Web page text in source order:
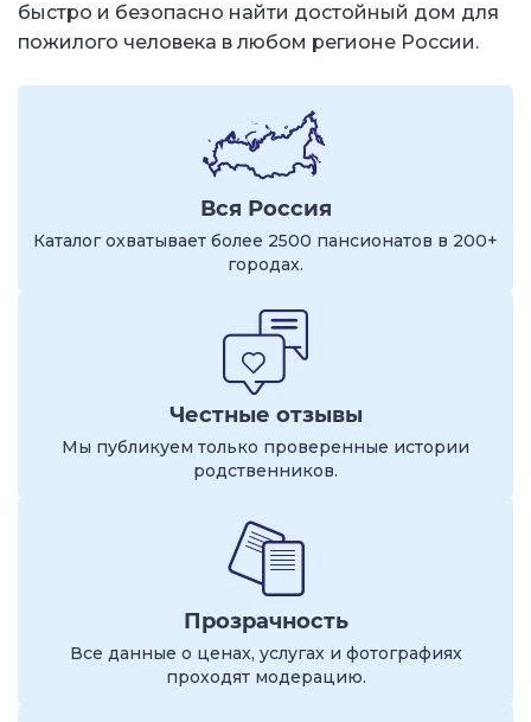
быстро и безопасно найти достойный дом для
пожилого человека в любом регионе России.
Вся Россия
Каталог охватывает более 2500 пансионатов в 200+
городах.
Честные отзывы
Мы публикуем только проверенные истории
родственников.
Прозрачность
Все данные о ценах, услугах и фотографиях
проходят модерацию.